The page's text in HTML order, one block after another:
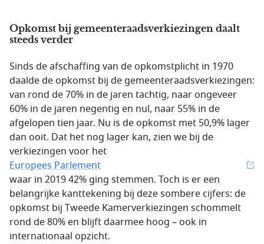
Opkomst bij gemeenteraadsverkiezingen daalt
steeds verder
Sinds de afschaffing van de opkomstplicht in 1970
daalde de opkomst bij de gemeenteraadsverkiezingen:
van rond de 70% in de jaren tachtig, naar ongeveer
60% in de jaren negentig en nul, naar 55% in de
afgelopen tien jaar. Nu is de opkomst met 50,9% lager
dan ooit. Dat het nog lager kan, zien we bij de
verkiezingen voor het
Europees Parlement
waar in 2019 42% ging stemmen. Toch is er een
belangrijke kanttekening bij deze sombere cijfers: de
opkomst bij Tweede Kamerverkiezingen schommelt
rond de 80% en blijft daarmee hoog – ook in
internationaal opzicht.